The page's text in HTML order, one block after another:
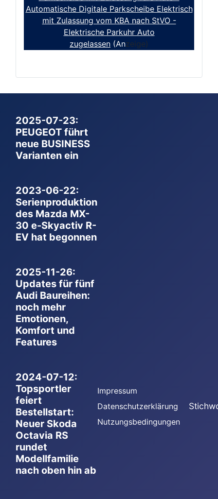
Automatische Digitale Parkscheibe Elektrisch
mit Zulassung vom KBA nach StVO -
Elektrische Parkuhr Auto
zugelassen (Anzeige)
2025-07-23:
PEUGEOT führt
neue BUSINESS
Varianten ein
2023-06-22:
Serienproduktion
des Mazda MX-
30 e-Skyactiv R-
EV hat begonnen
2025-11-26:
Updates für fünf
Audi Baureihen:
noch mehr
Emotionen,
Komfort und
Features
2024-07-12:
Topsportler
feiert
Bestellstart:
Neuer Skoda
Octavia RS
rundet
Modellfamilie
nach oben hin ab
Impressum
Datenschutzerklärung
Nutzungsbedingungen